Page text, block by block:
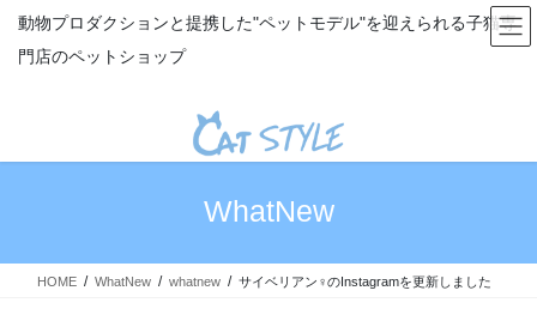
ス
ン
動物プロダクションと提携した"ペットモデル"を迎えられる子猫専
門店のペットショップ
WhatNew
HOME WhatNew whatnew サイベリアン♀のInstagramを更新しました